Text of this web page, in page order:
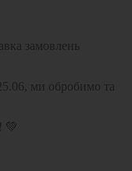
замовлень
ми обробимо та
💚